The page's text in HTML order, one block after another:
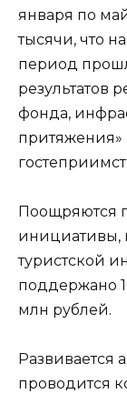
января по
тысячи, что
период
результатов
фонда,
притяжения»
Поощряются
инициативы,
туристской
поддержано
млн рублей.
Развивается
проводится